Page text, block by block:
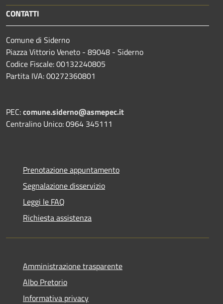
CONTATTI
Comune di Siderno
Piazza Vittorio Veneto - 89048 - Siderno
Codice Fiscale: 00132240805
Partita IVA: 00272360801
PEC:comune.siderno@asmepec.it
Centralino Unico: 0964 345111
Prenotazione appuntamento
Segnalazione disservizio
Leggi le FAQ
Richiesta assistenza
Amministrazione trasparente
Albo Pretorio
Informativa privacy